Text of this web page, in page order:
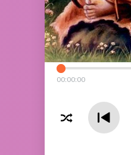
00:00:00